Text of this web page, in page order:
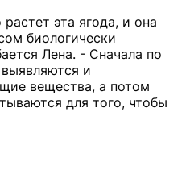
эта ягода, и она
биологически
Лена. - Сначала по
и
вещества, а потом
для того, чтобы